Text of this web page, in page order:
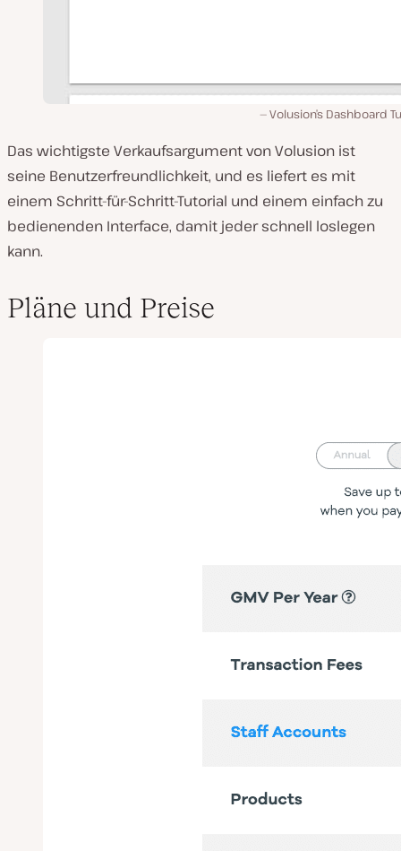
Volusion’s Dashboard
Das wichtigste Verkaufsargument von Volusion ist
seine Benutzerfreundlichkeit, und es liefert es mit
einem Schritt-für-Schritt-Tutorial und einem einfach zu
bedienenden Interface, damit jeder schnell loslegen
kann.
Pläne und Preise